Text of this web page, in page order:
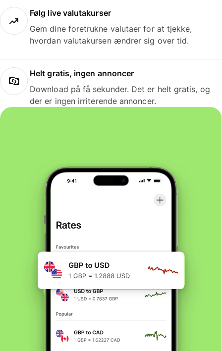
Følg live valutakurser
Gem dine foretrukne valutaer for at tjekke,
hvordan valutakursen ændrer sig over tid.
Helt gratis, ingen annoncer
Download på få sekunder. Det er helt gratis, og
der er ingen irriterende annoncer.